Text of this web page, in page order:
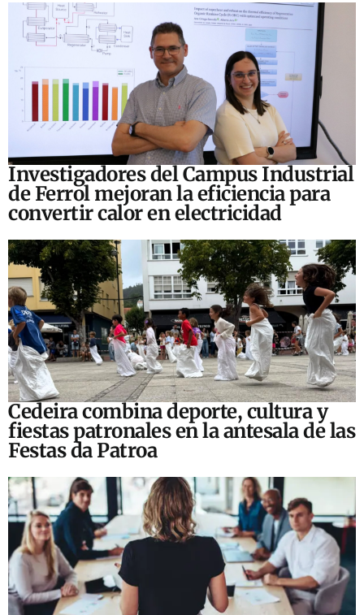
Investigadores del Campus Industrial
de Ferrol mejoran la eficiencia para
convertir calor en electricidad
Cedeira combina deporte, cultura y
fiestas patronales en la antesala de las
Festas da Patroa